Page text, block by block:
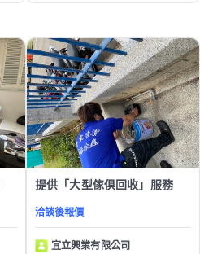
提供「大型傢俱回收」服務
洽談後報價
宜立興業有限公司